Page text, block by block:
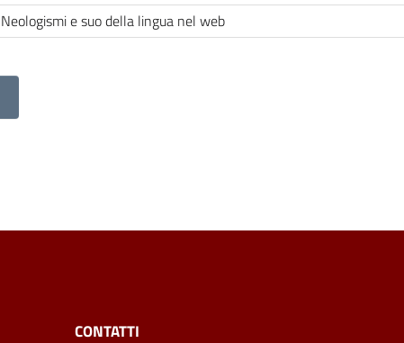
Neologismi e suo della lingua nel web
CONTATTI